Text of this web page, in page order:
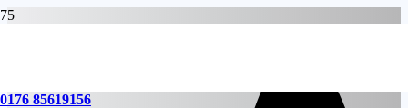
0176 85619156